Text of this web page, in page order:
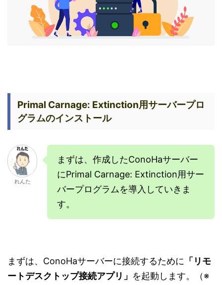
Primal Carnage: Extinction用サーバープロ
グラムのインストール
れんた
まずは、作成したConoHaサーバー
にPrimal Carnage: Extinction用サー
バープログラムを導入していきま
す。
まずは、ConoHaサーバーに接続するために 「リモ
ートデスクトップ接続アプリ」 を起動します。（※